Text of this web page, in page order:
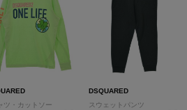
ツ・カットソー
DSQUARED
スウェットパンツ